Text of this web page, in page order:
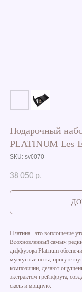
Подарочный
PLATINUM Les
SKU: sv0070
38 050 р.
Платина - это воплощение
Вдохновленный самым
диффузора Platinum
мускусные ноты,
композиции, делают
экстрактом грейпфрута,
сколь и мощную.